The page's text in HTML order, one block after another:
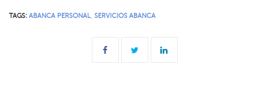
TAGS: ABANCA PERSONAL SERVICIOS ABANCA